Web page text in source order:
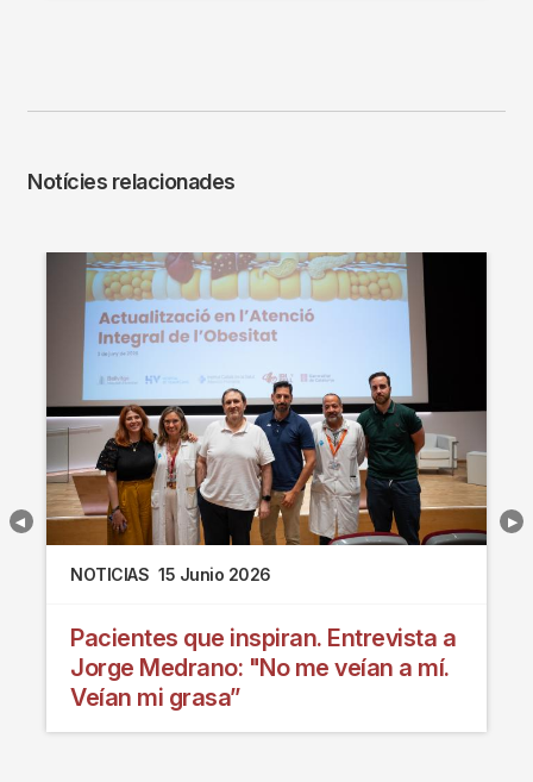
Notícies relacionades
NOTICIAS 15 Junio 2026
Pacientes que inspiran. Entrevista a
Jorge Medrano: "No me veían a mí.
Veían mi grasa”